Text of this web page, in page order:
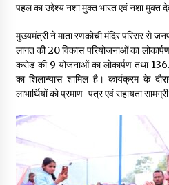
May 11, 2022
Thought Of The
May 10, 2022
Thought Of The
May 9, 2022
पहल का उद्देश्य नशा मुक्त भारत एवं नशा मुक्त
मुख्यमंत्री ने माता रणकोची मंदिर परिसर से
लागत की 20 विकास परियोजनाओं का
करोड़ की 9 योजनाओं का लोकार्पण तथा
का शिलान्यास शामिल है। कार्यक्रम के
लाभार्थियों को प्रमाण-पत्र एवं सहायता